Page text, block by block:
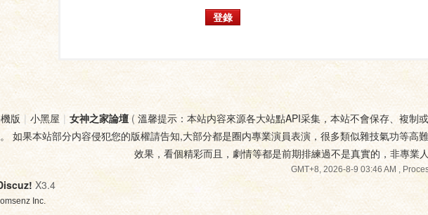
登錄
版 | 小黑屋 | 女神之家論壇( 溫馨提示：本站内容來源各大站點API采集，本站不會保存、複制
如果本站部分内容侵犯您的版權請告知,大部分都是圈内專業演員表演，很多類似雜技氣功等高
效果，看個精彩而且，劇情等都是前期排練過不是真實的，非專業
GMT+8, 2026-8-9 03:46 AM,
X3.4
Inc.